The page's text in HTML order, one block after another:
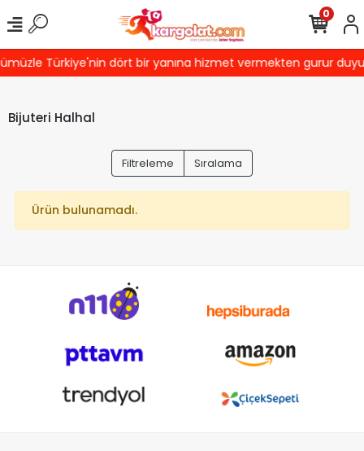
Türkiye'nin dört bir yanına hizmet vermekten gurur
0
Bijuteri Halhal
Filtreleme Sıralama
Ürün bulunamadı.